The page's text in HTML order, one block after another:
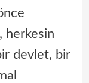
herkesin
devlet, bir